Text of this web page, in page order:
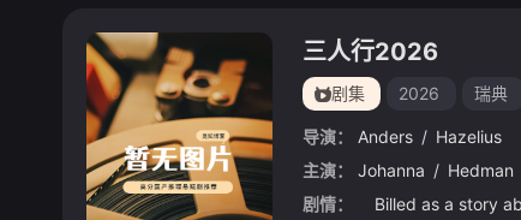
三人行2026
剧集 2026 瑞典
导演： Anders / Hazelius
主演：
Johanna / Hedman
剧情：